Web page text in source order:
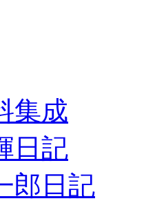
集成
日記
郎日記